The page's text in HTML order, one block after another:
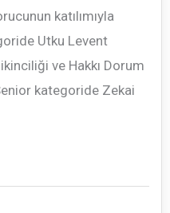
katılımıyla
Utku Levent
ve Hakkı Dorum
kategoride Zekai